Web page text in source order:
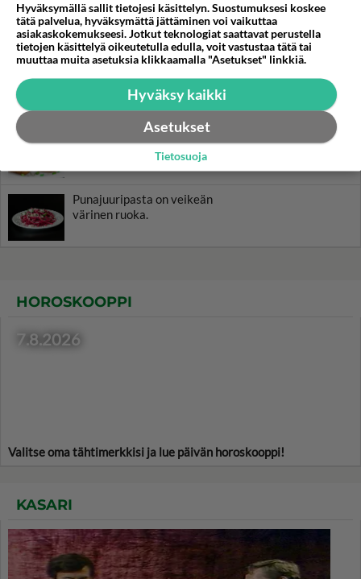
Polenta on aterian helppo
lisäke pastan tai perunan
sijaan.
näppärästi uunissa.
Hasselbackan perunat on
todellinen klassikko.
Punajuuripasta on veikeän
värinen ruoka.
HOROSKOOPPI
7.8.2026
Valitse oma tähtimerkkisi ja lue päivän horoskooppi!
KASARI
Hyväksymällä sallit tietojesi käsittelyn. Suostumuksesi koskee
tätä palvelua, hyväksymättä jättäminen voi vaikuttaa
asiakaskokemukseesi. Jotkut teknologiat saattavat perustella
tietojen käsittelyä oikeutetulla edulla, voit vastustaa tätä tai
muuttaa muita asetuksia klikkaamalla "Asetukset" linkkiä.
Hyväksy kaikki
Asetukset
Tietosuoja